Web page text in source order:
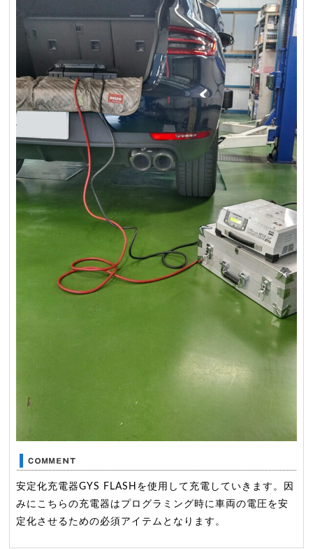
安定化充電器GYS FLASHを使用して充電していきます。因
みにこちらの充電器はプログラミング時に車両の電圧を安
定化させるための必須アイテムとなります。